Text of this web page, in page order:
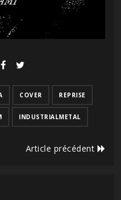
COVER REPRISE
INDUSTRIALMETAL
Article précédent